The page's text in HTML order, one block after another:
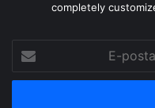
completely
posta
adresinizi